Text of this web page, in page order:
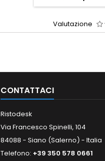
Valutazione
CONTATTACI
Ristodesk
Via Francesco Spinelli, 104
84088 - Siano (Salerno) - Italia
Telefono: +39 350 578 0661